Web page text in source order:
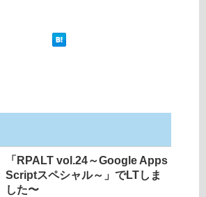
「RPALT vol.24～Google Apps
Scriptスペシャル～」でLTしま
した〜